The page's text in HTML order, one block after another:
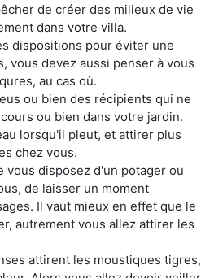
de créer des milieux de vie
dans votre villa.
dispositions pour éviter une
vous devez aussi penser à vous
au cas où.
ou bien des récipients qui ne
ou bien dans votre jardin.
lorsqu'il pleut, et attirer plus
chez vous.
vous disposez d'un potager ou
de laisser un moment
Il vaut mieux en effet que le
autrement vous allez attirer les
attirent les moustiques tigres,